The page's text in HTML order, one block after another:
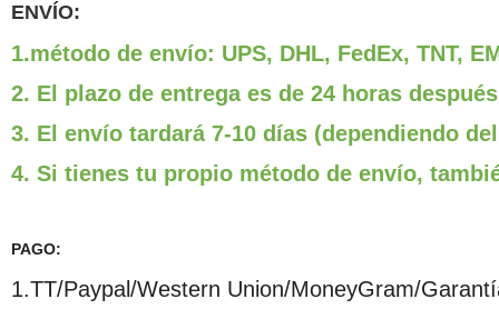
ENVÍO:
1.método de envío: UPS, DHL, FedEx, TNT,
2. El plazo de entrega es de 24 horas
3. El envío tardará 7-10 días (dependiendo
4. Si tienes tu propio método de envío,
PAGO:
1.TT/Paypal/Western Union/MoneyGram/